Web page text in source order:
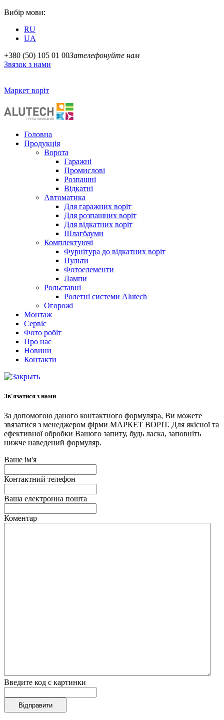
Вибір мови:
RU
UA
+380 (50) 105 01 00Зателефонуйте нам
Звязок з нами
Маркет воріт
Головна
Продукція
Ворота
Гаражні
Промислові
Розпашні
Відкатні
Автоматика
Для гаражних воріт
Для розпашних воріт
Для відкатних воріт
Шлагбауми
Комплектуючі
Фурнітура до відкатних воріт
Пульти
Фотоелементи
Лампи
Рольставні
Ролетні системи Alutech
Огорожі
Монтаж
Сервіс
Фото робіт
Про нас
Новини
Контакти
Зв'язатися з нами
За допомогою даного контактного формуляра, Ви можете
звязатися з менеджером фірми МАРКЕТ ВОРІТ. Для якісної та
ефективної обробки Вашого запиту, будь ласка, заповніть
нижче наведений формуляр.
Ваше ім'я
Контактний телефон
Ваша електронна пошта
Коментар
Введите код с картинки